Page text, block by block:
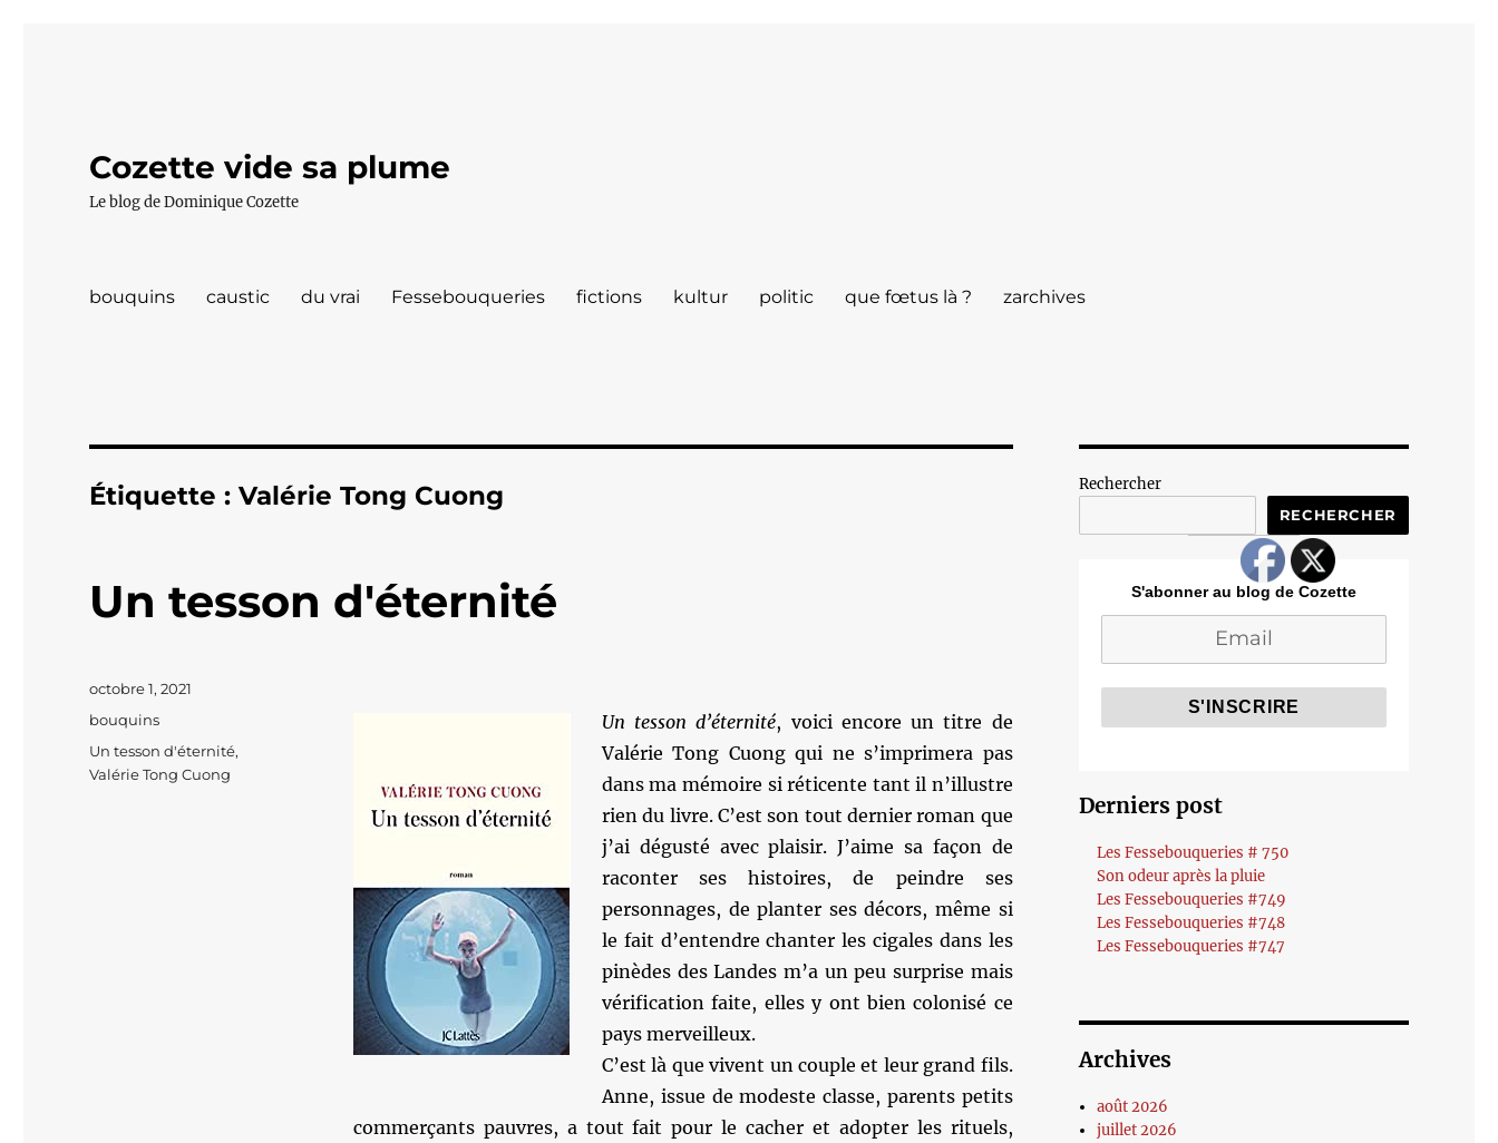
Cozette vide sa plume
Le blog de Dominique Cozette
bouquins caustic du vrai Fessebouqueries fictions kultur politic que fœtus là ? zarchives
Étiquette :Valérie Tong Cuong
Un tesson d'éternité
Un tesson d’éternité, voici encore un titre de
Valérie Tong Cuong qui ne s’imprimera pas
dans ma mémoire si réticente tant il n’illustre
rien du livre. C’est son tout dernier roman que
j’ai dégusté avec plaisir. J’aime sa façon de
raconter ses histoires, de peindre ses
personnages, de planter ses décors, même si
le fait d’entendre chanter les cigales dans les
pinèdes des Landes m’a un peu surprise mais
vérification faite, elles y ont bien colonisé ce
pays merveilleux.
C’est là que vivent un couple et leur grand fils.
Anne, issue de modeste classe, parents petits
commerçants pauvres, a tout fait pour le cacher et adopter les rituels,
Publié
le
octobre 1, 2021
Catégories
bouquins
Étiquettes
Un tesson d'éternité,
Valérie Tong Cuong
Rechercher
RECHERCHER
S'abonner au blog de Cozette
Derniers post
Les Fessebouqueries # 750
Son odeur après la pluie
Les Fessebouqueries #749
Les Fessebouqueries #748
Les Fessebouqueries #747
Archives
août 2026
juillet 2026